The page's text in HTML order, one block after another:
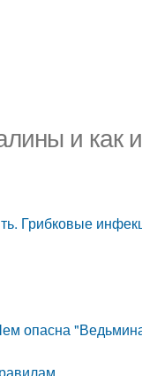
и как
Грибковые
опасна